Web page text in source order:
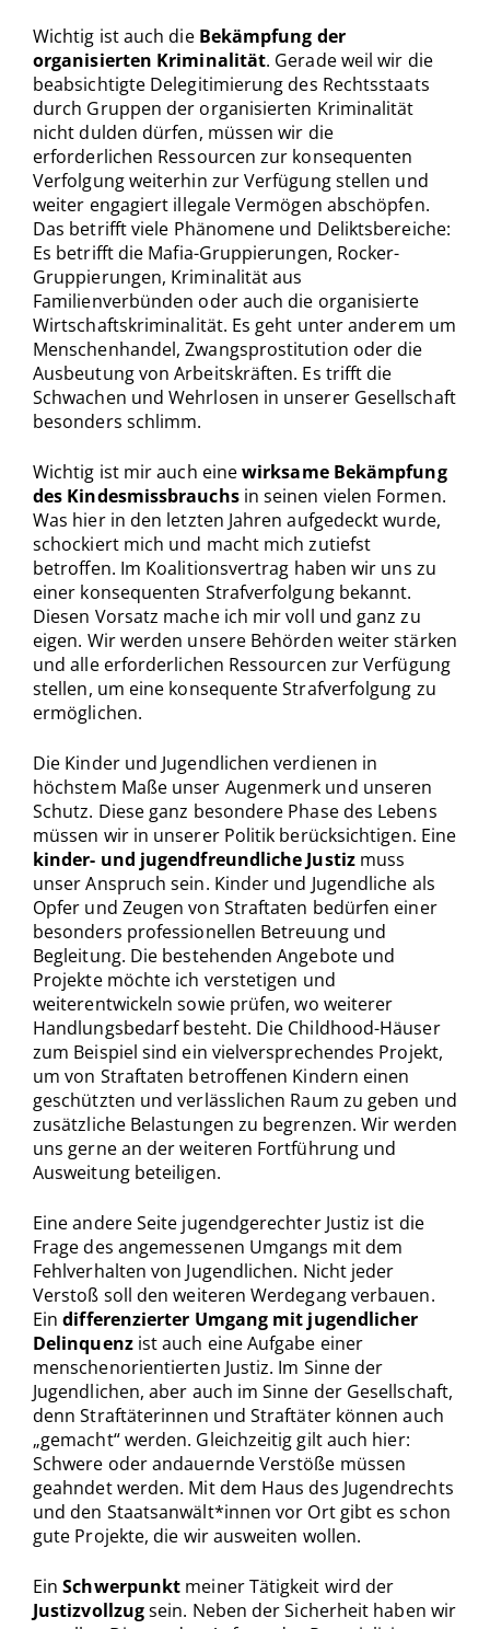
Wichtig ist auch die Bekämpfung der
organisierten Kriminalität. Gerade weil wir die
beabsichtigte Delegitimierung des Rechtsstaats
durch Gruppen der organisierten Kriminalität
nicht dulden dürfen, müssen wir die
erforderlichen Ressourcen zur konsequenten
Verfolgung weiterhin zur Verfügung stellen und
weiter engagiert illegale Vermögen abschöpfen.
Das betrifft viele Phänomene und Deliktsbereiche:
Es betrifft die Mafia-Gruppierungen, Rocker-
Gruppierungen, Kriminalität aus
Familienverbünden oder auch die organisierte
Wirtschaftskriminalität. Es geht unter anderem um
Menschenhandel, Zwangsprostitution oder die
Ausbeutung von Arbeitskräften. Es trifft die
Schwachen und Wehrlosen in unserer Gesellschaft
besonders schlimm.
Wichtig ist mir auch einewirksame Bekämpfung
des Kindesmissbrauchsin seinen vielen Formen.
Was hier in den letzten Jahren aufgedeckt wurde,
schockiert mich und macht mich zutiefst
betroffen. Im Koalitionsvertrag haben wir uns zu
einer konsequenten Strafverfolgung bekannt.
Diesen Vorsatz mache ich mir voll und ganz zu
eigen. Wir werden unsere Behörden weiter stärken
und alle erforderlichen Ressourcen zur Verfügung
stellen, um eine konsequente Strafverfolgung zu
ermöglichen.
Die Kinder und Jugendlichen verdienen in
höchstem Maße unser Augenmerk und unseren
Schutz. Diese ganz besondere Phase des Lebens
müssen wir in unserer Politik berücksichtigen. Eine
kinder- und jugendfreundliche Justizmuss
unser Anspruch sein. Kinder und Jugendliche als
Opfer und Zeugen von Straftaten bedürfen einer
besonders professionellen Betreuung und
Begleitung. Die bestehenden Angebote und
Projekte möchte ich verstetigen und
weiterentwickeln sowie prüfen, wo weiterer
Handlungsbedarf besteht. Die Childhood-Häuser
zum Beispiel sind ein vielversprechendes Projekt,
um von Straftaten betroffenen Kindern einen
geschützten und verlässlichen Raum zu geben und
zusätzliche Belastungen zu begrenzen. Wir werden
uns gerne an der weiteren Fortführung und
Ausweitung beteiligen.
Eine andere Seite jugendgerechter Justiz ist die
Frage des angemessenen Umgangs mit dem
Fehlverhalten von Jugendlichen. Nicht jeder
Verstoß soll den weiteren Werdegang verbauen.
Eindifferenzierter Umgang mit jugendlicher
Delinquenzist auch eine Aufgabe einer
menschenorientierten Justiz. Im Sinne der
Jugendlichen, aber auch im Sinne der Gesellschaft,
denn Straftäterinnen und Straftäter können auch
„gemacht“ werden. Gleichzeitig gilt auch hier:
Schwere oder andauernde Verstöße müssen
geahndet werden. Mit dem Haus des Jugendrechts
und den Staatsanwält*innen vor Ort gibt es schon
gute Projekte, die wir ausweiten wollen.
EinSchwerpunkt meiner Tätigkeit wird der
Justizvollzugsein. Neben der Sicherheit haben wir